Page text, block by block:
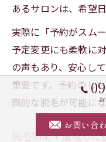
あるサロンは、希望
実際に「予約がスム
予定変更にも柔軟に
の声もあり、安心し
重要です。予約のし
画的な脱毛が可能に
脱毛効果を重視した
お問い合